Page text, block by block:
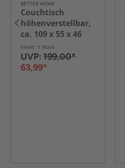
BETTER HOME
Couchtisch
höhenverstellbar,
ca. 109 x 55 x 46
cm - Braun
Inhalt: 1 Stück
UVP: 199,00*
63,99*